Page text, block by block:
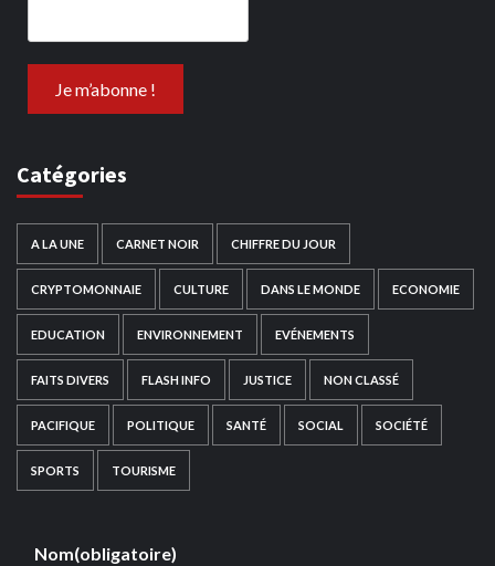
Catégories
A LA UNE CARNET NOIR CHIFFRE DU JOUR
CRYPTOMONNAIE CULTURE DANS LE MONDE ECONOMIE
EDUCATION ENVIRONNEMENT EVÉNEMENTS
FAITS DIVERS FLASH INFO JUSTICE NON CLASSÉ
PACIFIQUE POLITIQUE SANTÉ SOCIAL SOCIÉTÉ
SPORTS TOURISME
Nom(obligatoire)